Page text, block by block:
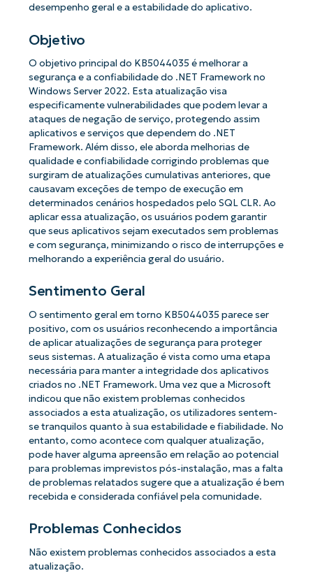
desempenho geral e a estabilidade do aplicativo.
Objetivo
O objetivo principal do KB5044035 é melhorar a
segurança e a confiabilidade do .NET Framework no
Windows Server 2022. Esta atualização visa
especificamente vulnerabilidades que podem levar a
ataques de negação de serviço, protegendo assim
aplicativos e serviços que dependem do .NET
Framework. Além disso, ele aborda melhorias de
qualidade e confiabilidade corrigindo problemas que
surgiram de atualizações cumulativas anteriores, que
causavam exceções de tempo de execução em
determinados cenários hospedados pelo SQL CLR. Ao
aplicar essa atualização, os usuários podem garantir
que seus aplicativos sejam executados sem problemas
e com segurança, minimizando o risco de interrupções e
melhorando a experiência geral do usuário.
Sentimento Geral
O sentimento geral em torno KB5044035 parece ser
positivo, com os usuários reconhecendo a importância
de aplicar atualizações de segurança para proteger
seus sistemas. A atualização é vista como uma etapa
necessária para manter a integridade dos aplicativos
criados no .NET Framework. Uma vez que a Microsoft
indicou que não existem problemas conhecidos
associados a esta atualização, os utilizadores sentem-
se tranquilos quanto à sua estabilidade e fiabilidade. No
entanto, como acontece com qualquer atualização,
pode haver alguma apreensão em relação ao potencial
para problemas imprevistos pós-instalação, mas a falta
de problemas relatados sugere que a atualização é bem
recebida e considerada confiável pela comunidade.
Problemas Conhecidos
Não existem problemas conhecidos associados a esta
atualização.